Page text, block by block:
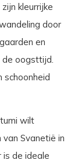
kleurrijke
door
en
oogsttijd.
schoonheid
wilt
Svanetië in
de ideale